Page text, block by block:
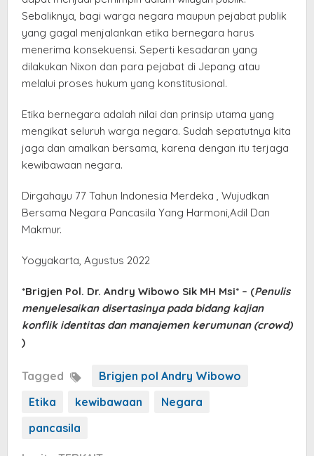
Sebaliknya, bagi warga negara maupun pejabat publik
yang gagal menjalankan etika bernegara harus
menerima konsekuensi. Seperti kesadaran yang
dilakukan Nixon dan para pejabat di Jepang atau
melalui proses hukum yang konstitusional.
Etika bernegara adalah nilai dan prinsip utama yang
mengikat seluruh warga negara. Sudah sepatutnya kita
jaga dan amalkan bersama, karena dengan itu terjaga
kewibawaan negara.
Dirgahayu 77 Tahun Indonesia Merdeka , Wujudkan
Bersama Negara Pancasila Yang Harmoni,Adil Dan
Makmur.
Yogyakarta, Agustus 2022
*Brigjen Pol. Dr. Andry Wibowo Sik MH Msi* – (Penulis
menyelesaikan disertasinya pada bidang kajian
konflik identitas dan manajemen kerumunan (crowd)
)
Tagged
Brigjen pol Andry Wibowo
Etika
kewibawaan
Negara
pancasila